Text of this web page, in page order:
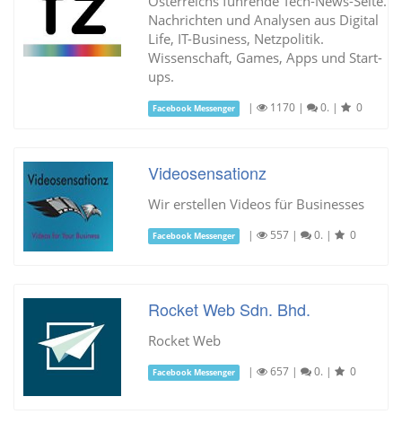
Nachrichten und Analysen aus Digital
Life, IT-Business, Netzpolitik.
Wissenschaft, Games, Apps und Start-
ups.
Facebook Messenger | 1170 | 0. | 0
Videosensationz
Wir erstellen Videos für Businesses
Facebook Messenger | 557 | 0. | 0
Rocket Web Sdn. Bhd.
Rocket Web
Facebook Messenger | 657 | 0. | 0